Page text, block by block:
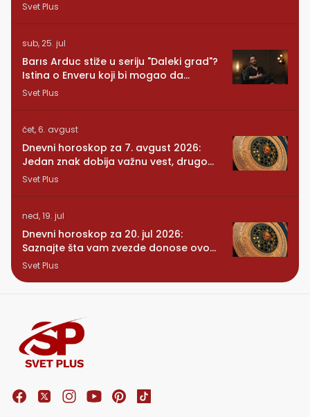
Svet Plus
sub, 25. jul
Barıs Arduc stiže u seriju "Daleki grad"?
Istina o Enveru koji bi mogao da
promeni sve
Svet Plus
čet, 6. avgust
Dnevni horoskop za 7. avgust 2026:
Jedan znak dobija važnu vest, drugom
se vraća osoba iz prošlosti
Svet Plus
ned, 19. jul
Dnevni horoskop za 20. jul 2026:
Saznajte šta vam zvezde donose ovog
ponedeljka
Svet Plus